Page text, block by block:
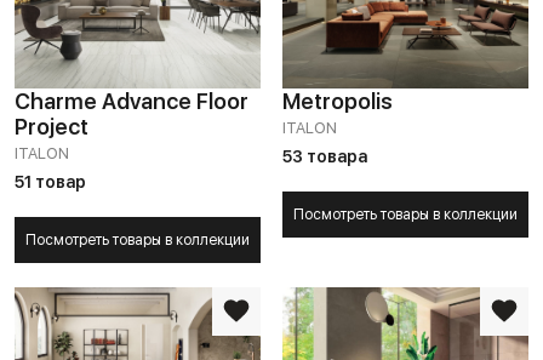
Charme Advance Floor
Project
ITALON
51 товар
Посмотреть товары в коллекции
Metropolis
ITALON
53 товара
Посмотреть товары в коллекции